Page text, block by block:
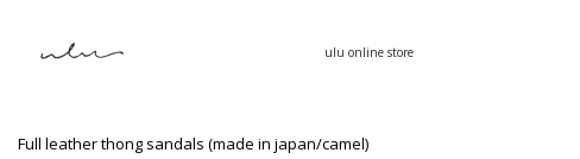
ulu online store
Full leather thong sandals (made in japan/camel)